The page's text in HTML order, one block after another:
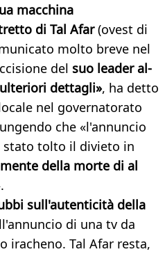
macchina
di Tal Afar(ovest di
molto breve nel
del suo leader al-
dettagli», ha detto
nel governatorato
che «l'annuncio
stato tolto il divieto in
della morte di al
sull'autenticità della
di una tv da
iracheno. Tal Afar resta,